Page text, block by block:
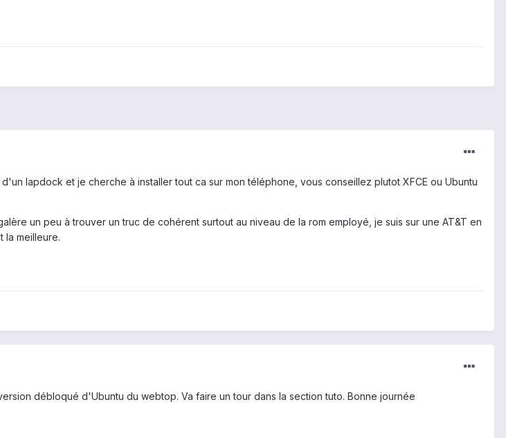
lapdock et je cherche à installer tout ca sur mon téléphone, vous conseillez plutot XFCE ou Ubuntu
un peu à trouver un truc de cohérent surtout au niveau de la rom employé, je suis sur une AT&T en
la meilleure.
débloqué d'Ubuntu du webtop. Va faire un tour dans la section tuto. Bonne journée